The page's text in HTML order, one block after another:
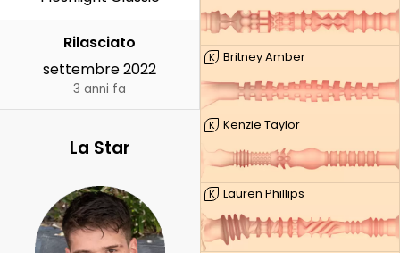
K Britney Amber
K Kenzie Taylor
K Lauren Phillips
Rilasciato
settembre 2022
3 anni fa
La Star